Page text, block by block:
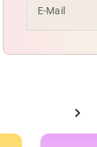
E-Mail
chevron_right